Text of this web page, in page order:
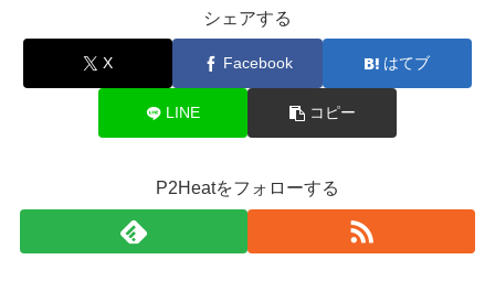
シェアする
X Facebook はてブ
LINE コピー
P2Heatをフォローする